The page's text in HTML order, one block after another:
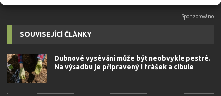
SOUVISEJÍCÍ ČLÁNKY
Dubnové vysévání může být neobvykle pestré.
Na výsadbu je připravený i hrášek a cibule